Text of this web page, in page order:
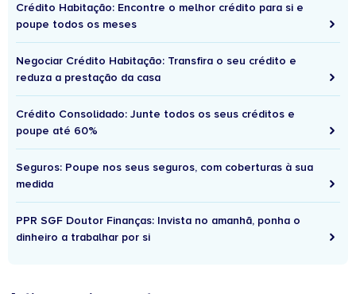
Crédito Habitação: Encontre o melhor crédito para si e
poupe todos os meses
Negociar Crédito Habitação: Transfira o seu crédito e
reduza a prestação da casa
Crédito Consolidado: Junte todos os seus créditos e
poupe até 60%
Seguros: Poupe nos seus seguros, com coberturas à sua
medida
PPR SGF Doutor Finanças: Invista no amanhã, ponha o
dinheiro a trabalhar por si